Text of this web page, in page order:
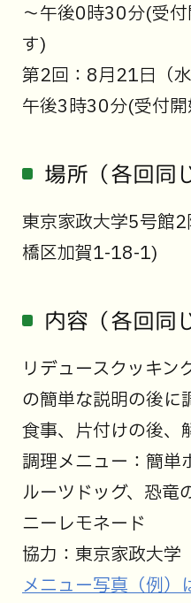
～午後0時30分(受
す)
第2回：8月21日（
午後3時30分(受付
場所（各回同
東京家政大学5号館
橋区加賀1-18-1)
内容（各回同
リデュースクッキン
の簡単な説明の後に
食事、片付けの後、
調理メニュー：簡単
ルーツドッグ、恐竜
ニーレモネード
協力：東京家政大学
メニュー写真（例）